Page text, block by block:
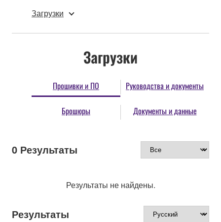
Загрузки
Загрузки
Прошивки и ПО Руководства и документы
Брошюры Документы и данные
0 Результаты
Результаты не найдены.
Результаты